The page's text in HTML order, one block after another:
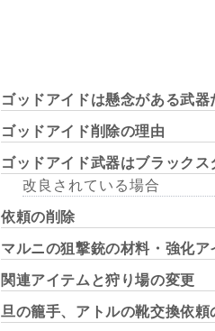
ゴッドアイドは懸念がある武器
ゴッドアイド削除の理由
ゴッドアイド武器はブラック
改良されている場合
依頼の削除
マルニの狙撃銃の材料・強化
関連アイテムと狩り場の変更
旦の籠手、アトルの靴交換依頼